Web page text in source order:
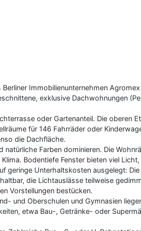
Immobilienunternehmen
exklusive Dachwohnungen
oder Gartenanteil. Die oberen
für 146 Fahrräder oder
die Dachfläche.
Farben dominieren. Die
Bodentiefe Fenster bieten viel
geringe Unterhaltskosten ausgelegt:
die Lichtauslässe teilweise
Vorstellungen bestücken.
und Oberschulen und Gymnasien
etwa Bau-, Getränke- oder